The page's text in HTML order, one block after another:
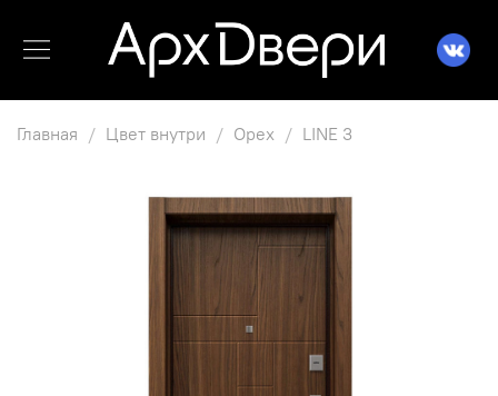
Главная Цвет внутри Орех LINE 3